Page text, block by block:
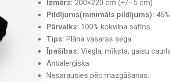
Izmērs: 200×220 cm (+/- 5 cm)
Pildījums(minimāls pildījums):
Pārvalks: 100% kokvilna satīns
Tips: Plāna vasaras sega
Īpašības: Viegla, mīksta, gaisu
Antialerģiska.
Nesarausies pēc mazgāšanas.